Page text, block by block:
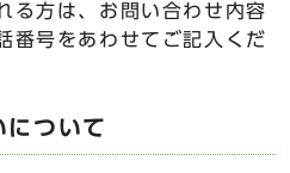
る方は、お問い合わせ内容
番号をあわせてご記入くだ
について